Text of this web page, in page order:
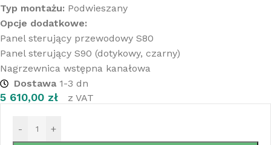
Typ montażu: Podwieszany
Opcje dodatkowe:
Panel sterujący przewodowy S80
Panel sterujący S90 (dotykowy, czarny)
Nagrzewnica wstępna kanałowa
Dostawa1-3 dn
5 610,00 zł z VAT
- +